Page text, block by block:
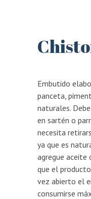
Embutido
panceta,
naturales.
en sartén o
necesita
ya que es
agregue aceite
que el
vez abierto el
consumirse